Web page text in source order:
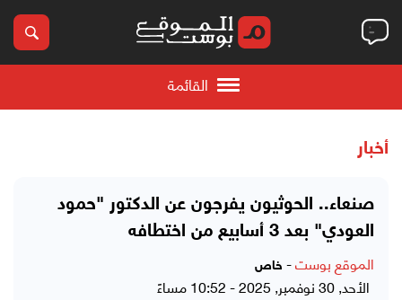
القائمة
أخبار
صنعاء.. الحوثيون يفرجون عن الدكتور "حمود
العودي" بعد 3 أسابيع من اختطافه
الموقع بوست- خاص
الأحد, 30 نوفمبر, 2025 - 10:52 مساءً